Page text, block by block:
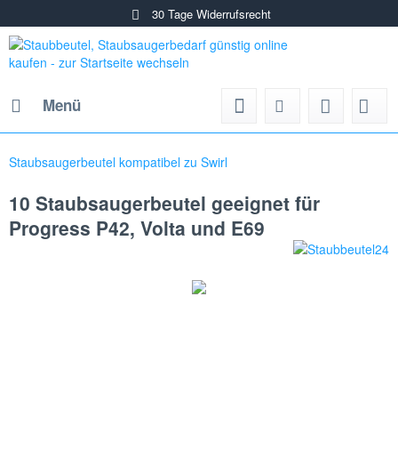
30 Tage Widerrufsrecht
Menü
Staubsaugerbeutel kompatibel zu Swirl
10 Staubsaugerbeutel geeignet für
Progress P42, Volta und E69